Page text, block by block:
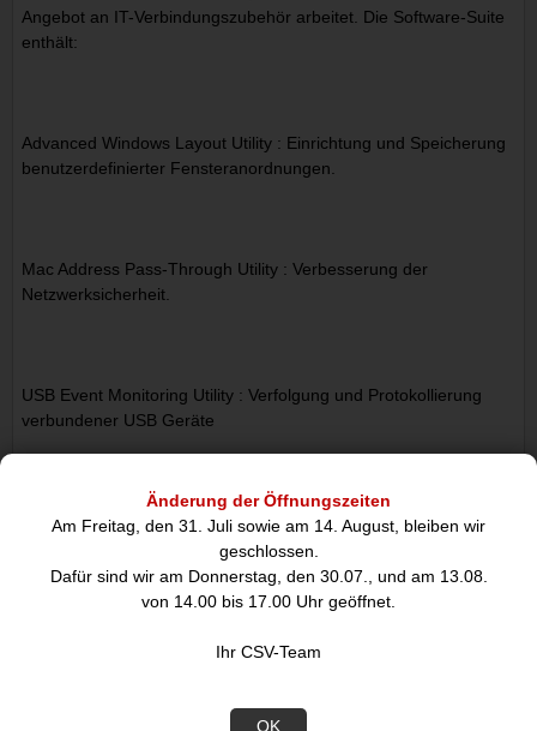
Änderung der Öffnungszeiten
Am Freitag, den 31. Juli sowie am 14. August, bleiben wir
geschlossen.
Dafür sind wir am Donnerstag, den 30.07., und am 13.08.
von 14.00 bis 17.00 Uhr geöffnet.
Ihr CSV-Team
OK
Angebot an IT-Verbindungszubehör arbeitet. Die Software-Suite
enthält:
Advanced Windows Layout Utility : Einrichtung und Speicherung
benutzerdefinierter Fensteranordnungen.
Mac Address Pass-Through Utility : Verbesserung der
Netzwerksicherheit.
USB Event Monitoring Utility : Verfolgung und Protokollierung
verbundener USB Geräte
Wi-Fi Auto Switch Utility : Ermöglicht Nutzern den schnellen
Zugriff auf höhere Geschwindigkeiten im Netzwerk über ein
kabelgebundenes LAN.
Connectivity Tools zum Herunterladen finden Sie hier: